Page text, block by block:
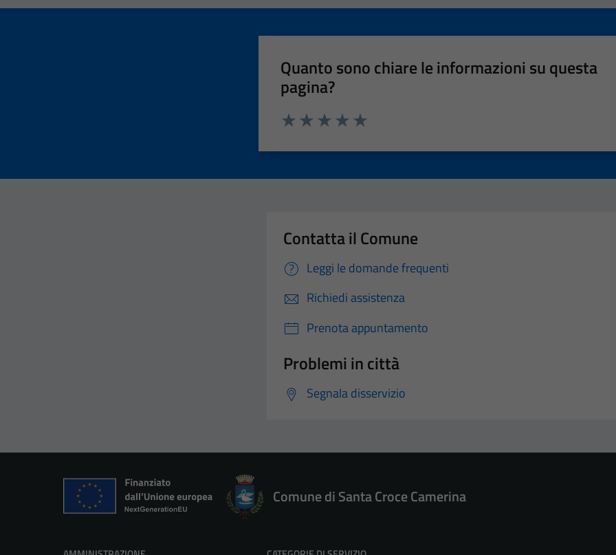
Quanto sono chiare le informazioni su questa
pagina?
Contatta il Comune
Leggi le domande frequenti
Richiedi assistenza
Prenota appuntamento
Problemi in città
Segnala disservizio
Comune di Santa Croce Camerina